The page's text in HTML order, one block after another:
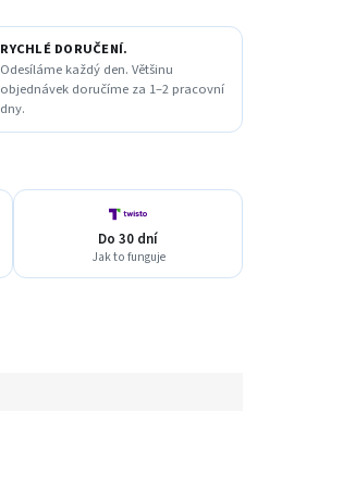
RYCHLÉ DORUČENÍ.
Odesíláme každý den. Většinu
objednávek doručíme za 1–2 pracovní
dny.
Do 30 dní
Jak to funguje